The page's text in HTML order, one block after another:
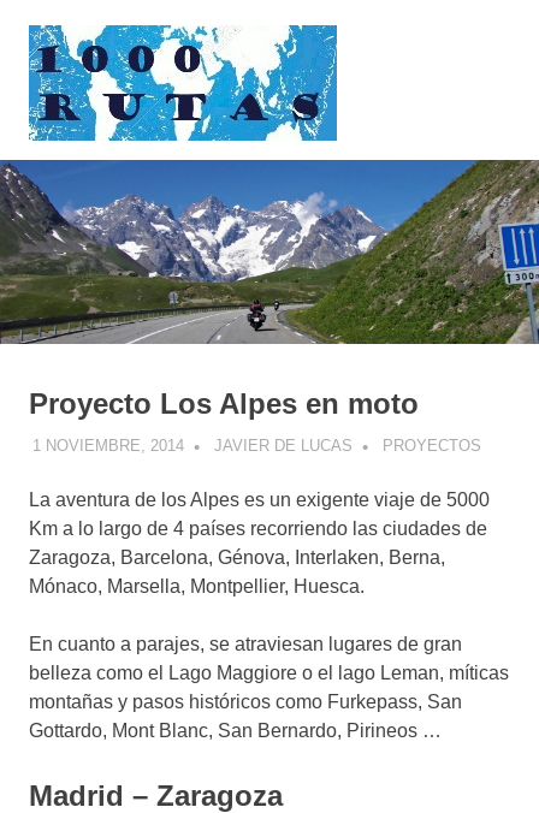
contenido
dos
ruedas
Proyecto Los Alpes en moto
1 NOVIEMBRE, 2014 JAVIER DE LUCAS PROYECTOS
La aventura de los Alpes es un exigente viaje de 5000
Km a lo largo de 4 países recorriendo las ciudades de
Zaragoza, Barcelona, Génova, Interlaken, Berna,
Mónaco, Marsella, Montpellier, Huesca.
En cuanto a parajes, se atraviesan lugares de gran
belleza como el Lago Maggiore o el lago Leman, míticas
montañas y pasos históricos como Furkepass, San
Gottardo, Mont Blanc, San Bernardo, Pirineos …
Madrid – Zaragoza